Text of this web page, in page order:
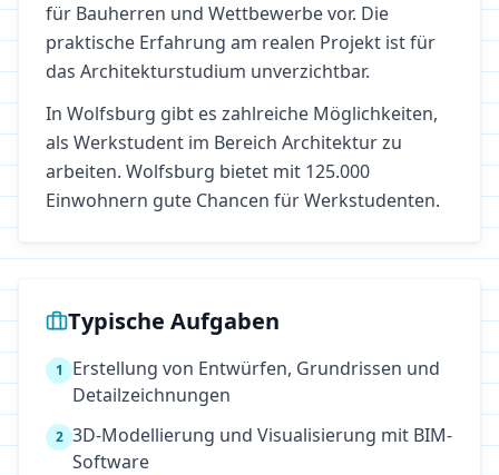
für Bauherren und Wettbewerbe vor. Die
praktische Erfahrung am realen Projekt ist für
das Architekturstudium unverzichtbar.
In Wolfsburg gibt es zahlreiche Möglichkeiten,
als Werkstudent im Bereich Architekturzu
arbeiten. Wolfsburg bietet mit 125.000
Einwohnern gute Chancen für Werkstudenten.
Typische Aufgaben
1
Erstellung von Entwürfen, Grundrissen und
Detailzeichnungen
2 3D-Modellierung und Visualisierung mit BIM-
Software